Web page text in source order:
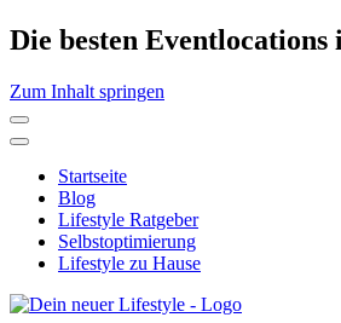
Die besten
Zum Inhalt springen
Startseite
Blog
Lifestyle Ratgeber
Selbstoptimierung
Lifestyle zu Hause